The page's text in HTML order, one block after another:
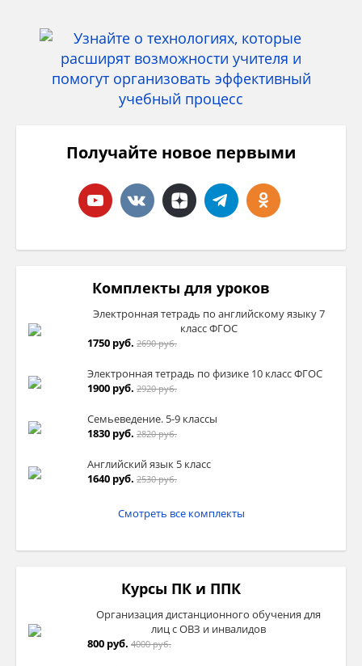
Получайте новое первыми
Комплекты для уроков
Электронная тетрадь по английскому языку 7
класс ФГОС
1750 руб. 2690 руб.
Электронная тетрадь по физике 10 класс ФГОС
1900 руб. 2920 руб.
Семьеведение. 5-9 классы
1830 руб. 2820 руб.
Английский язык 5 класс
1640 руб. 2530 руб.
Смотреть все комплекты
Курсы ПК и ППК
Организация дистанционного обучения для
лиц с ОВЗ и инвалидов
800 руб. 4000 руб.